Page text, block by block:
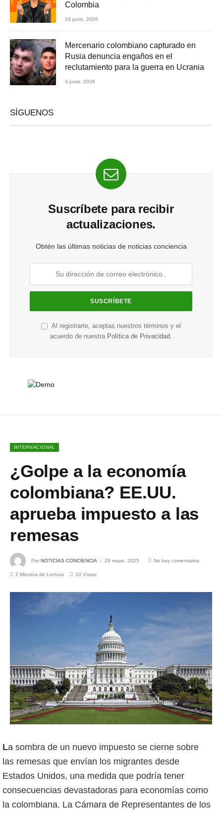
Colombia
18 junio, 2026
Mercenario colombiano capturado en
Rusia denuncia engaños en el
reclutamiento para la guerra en Ucrania
3 junio, 2026
SÍGUENOS
Suscríbete para recibir
actualizaciones.
Obtén las últimas noticias de noticias conciencia
Al registrarte, aceptas nuestros términos y el
acuerdo de nuestra Política de Privacidad.
INTERNACIONAL
¿Golpe a la economía
colombiana? EE.UU.
aprueba impuesto a las
remesas
Por NOTICIAS CONCIENCIA 28 mayo, 2025 No hay comentarios
2 Minutos de Lectura 10 Vistas
La sombra de un nuevo impuesto se cierne sobre
las remesas que envían los migrantes desde
Estados Unidos, una medida que podría tener
consecuencias devastadoras para economías como
la colombiana. La Cámara de Representantes de los